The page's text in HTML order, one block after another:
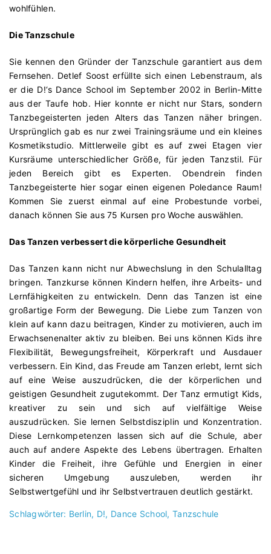
wohlfühlen.
Die Tanzschule
Sie kennen den Gründer der Tanzschule garantiert aus dem
Fernsehen. Detlef Soost erfüllte sich einen Lebenstraum, als
er die D!‘s Dance School im September 2002 in Berlin-Mitte
aus der Taufe hob. Hier konnte er nicht nur Stars, sondern
Tanzbegeisterten jeden Alters das Tanzen näher bringen.
Ursprünglich gab es nur zwei Trainingsräume und ein kleines
Kosmetikstudio. Mittlerweile gibt es auf zwei Etagen vier
Kursräume unterschiedlicher Größe, für jeden Tanzstil. Für
jeden Bereich gibt es Experten. Obendrein finden
Tanzbegeisterte hier sogar einen eigenen Poledance Raum!
Kommen Sie zuerst einmal auf eine Probestunde vorbei,
danach können Sie aus 75 Kursen pro Woche auswählen.
Das Tanzen verbessert die körperliche Gesundheit
Das Tanzen kann nicht nur Abwechslung in den Schulalltag
bringen. Tanzkurse können Kindern helfen, ihre Arbeits- und
Lernfähigkeiten zu entwickeln. Denn das Tanzen ist eine
großartige Form der Bewegung. Die Liebe zum Tanzen von
klein auf kann dazu beitragen, Kinder zu motivieren, auch im
Erwachsenenalter aktiv zu bleiben. Bei uns können Kids ihre
Flexibilität, Bewegungsfreiheit, Körperkraft und Ausdauer
verbessern. Ein Kind, das Freude am Tanzen erlebt, lernt sich
auf eine Weise auszudrücken, die der körperlichen und
geistigen Gesundheit zugutekommt. Der Tanz ermutigt Kids,
kreativer zu sein und sich auf vielfältige Weise
auszudrücken. Sie lernen Selbstdisziplin und Konzentration.
Diese Lernkompetenzen lassen sich auf die Schule, aber
auch auf andere Aspekte des Lebens übertragen. Erhalten
Kinder die Freiheit, ihre Gefühle und Energien in einer
sicheren Umgebung auszuleben, werden ihr
Selbstwertgefühl und ihr Selbstvertrauen deutlich gestärkt.
Schlagwörter: Berlin D! Dance School Tanzschule